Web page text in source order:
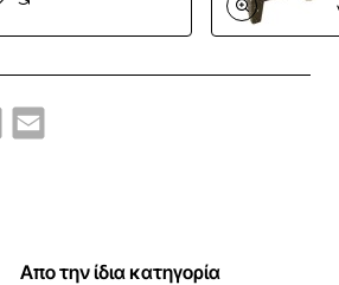
WhatsApp
Email
Απο την ίδια κατηγορία